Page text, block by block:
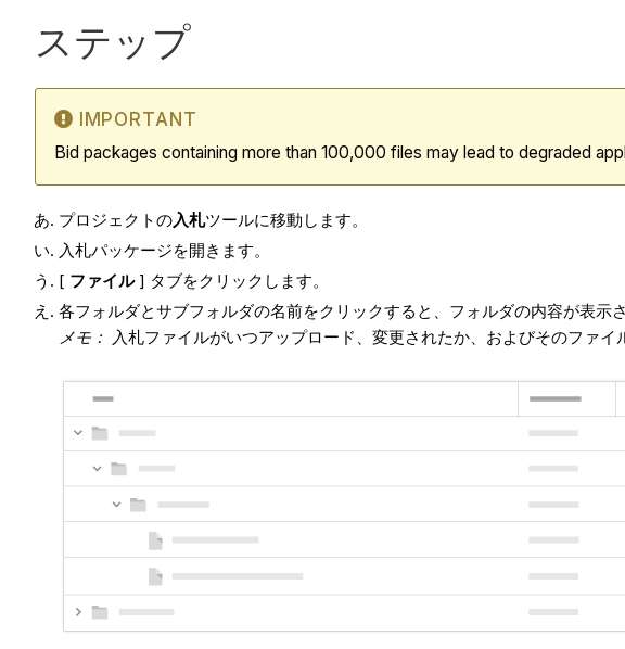
ステップ
IMPORTANT
Bid packages containing more than 100,000 files may lead to degraded
プロジェクトの入札ツールに移動します。
入札パッケージを開きます。
[ ファイル] タブをクリックします。
各フォルダとサブフォルダの名前をクリックすると、フォルダの内容が表示さ
メモ： 入札ファイルがいつアップロード、変更されたか、およびそのファイ